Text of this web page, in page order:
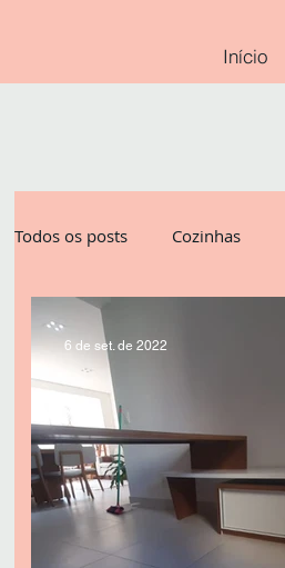
Início
Todos os posts Cozinhas
Madeiras Maciças
6 de set. de 2022